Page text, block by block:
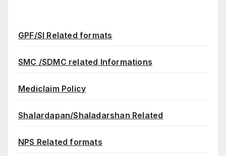
GPF/SI Related formats
SMC /SDMC related Informations
Mediclaim Policy
Shalardapan/Shaladarshan Related
NPS Related formats